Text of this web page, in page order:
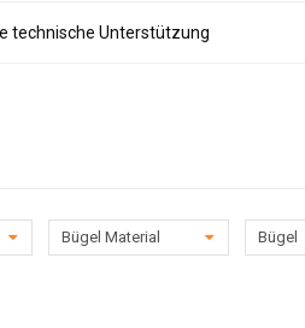
technische Unterstützung
Bügel Material
Bügel